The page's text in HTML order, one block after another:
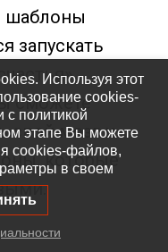
шаблоны
запускать
сможете
свой мозг и
которые
Используя этот
cookies-
с политикой
этапе Вы можете
cookies-файлов,
в своем